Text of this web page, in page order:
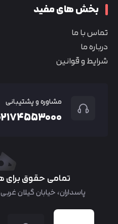
بخش های مفید
تماس با ما
درباره ما
شرایط و قوانین
مشاوره و پشتیبانی
تمامی حقوق
پاسداران، خیابان گیلان